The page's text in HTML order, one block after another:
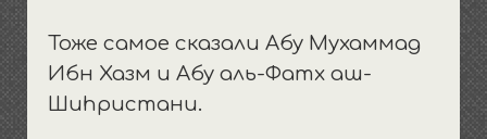
Тоже самое сказали Абу Мухаммад
Ибн Хазм и Абу аль-Фатх аш-
Шиhристани.